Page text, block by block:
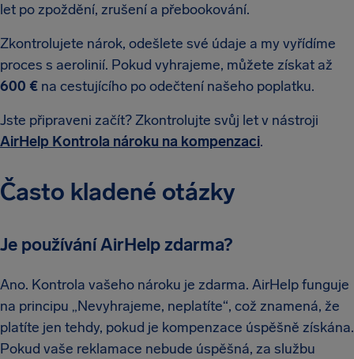
let po zpoždění, zrušení a přebookování.
Zkontrolujete nárok, odešlete své údaje a my vyřídíme
proces s aerolinií. Pokud vyhrajeme, můžete získat až
600 € na cestujícího po odečtení našeho poplatku.
Jste připraveni začít? Zkontrolujte svůj let v nástroji
AirHelp Kontrola nároku na kompenzaci.
Často kladené otázky
Je používání AirHelp zdarma?
Ano. Kontrola vašeho nároku je zdarma. AirHelp funguje
na principu „Nevyhrajeme, neplatíte“, což znamená, že
platíte jen tehdy, pokud je kompenzace úspěšně získána.
Pokud vaše reklamace nebude úspěšná, za službu